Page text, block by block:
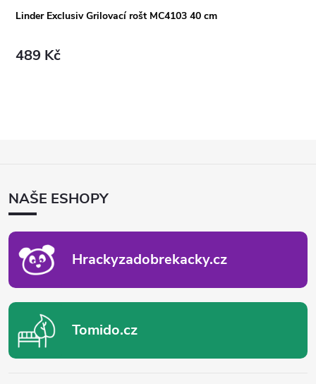
Linder Exclusiv Grilovací rošt MC4103 40 cm
489 Kč
ANAŠE ESHOPY
Hrackyzadobrekacky.cz
Tomido.cz